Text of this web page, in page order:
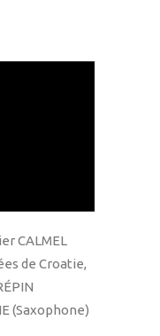
CALMEL
de Croatie,
(Saxophone)